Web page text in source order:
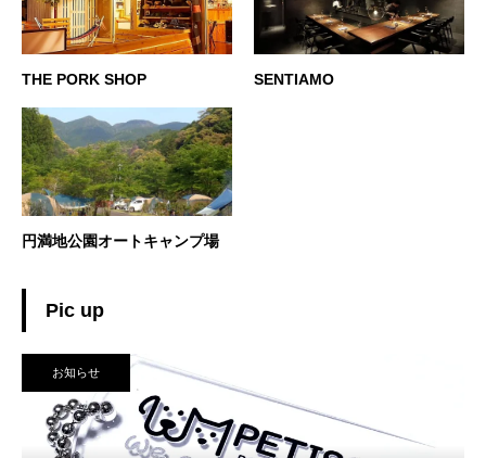
THE PORK SHOP SENTIAMO
円満地公園オートキャンプ場
Pic up
お知らせ